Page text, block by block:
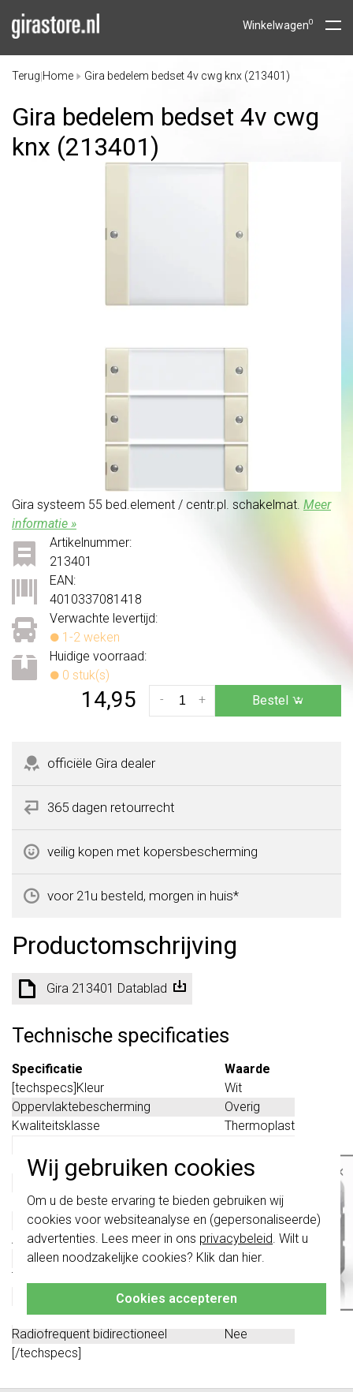
Wij gebruiken cookies
Om u de beste ervaring te bieden gebruiken wij
cookies voor websiteanalyse en (gepersonaliseerde)
advertenties. Lees meer in ons privacybeleid. Wilt u
alleen noodzakelijke cookies? Klik dan hier.
Cookies accepteren
Winkelwagen0
Terug Home Gira bedelem bedset 4v cwg knx (213401)
Gira bedelem bedset 4v cwg
knx (213401)
Gira systeem 55 bed.element / centr.pl. schakelmat. Meer
informatie »
Verwachte levertijd:
1-2 weken
Huidige voorraad:
0 stuk(s)
Artikelnummer:
213401
EAN:
4010337081418
14,95 +
- Bestel
officiële Gira dealer
365 dagen retourrecht
veilig kopen met kopersbescherming
voor 21u besteld, morgen in huis*
Productomschrijving
Gira 213401 Datablad
Technische specificaties
Specificatie
Waarde
[techspecs]Kleur
Wit
Oppervlaktebescherming
Overig
Kwaliteitsklasse
Thermoplast
Bussysteem RF (radiofrequent)
Nee
Bussysteem Powerline
Busaansluiting incl.
Nee
Materiaal
Kunststof
Andere bussystemen
Geen
Bussysteem LON
Nee
Transparant
Uitvoering oppervlakte
Glanzend
Bussysteem KNX-RF (radiofrequent)
Nee
Radiofrequent bidirectioneel
Nee
[/techspecs]
×
schakelwippen zijn vernieuwd. Ze zijn
niette combineren met de schakelaars
van vóór augustus 2024.
Klik hiervoor meer informatie, zodat je